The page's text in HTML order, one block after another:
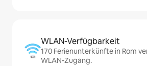
WLAN-Verfügbarkeit
170 Ferienunterkünfte in Rom
WLAN-Zugang.